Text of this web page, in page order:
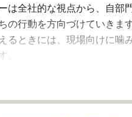
は全社的な視点から、自部
の行動を方向づけていきま
るときには、現場向けに噛
。